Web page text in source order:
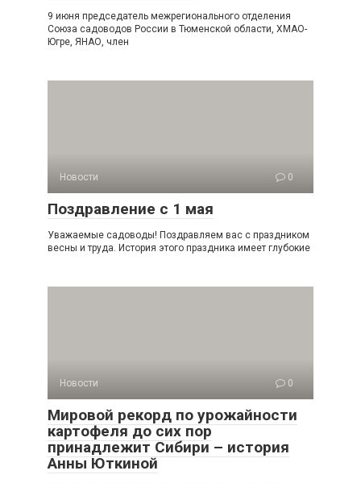
9 июня председатель межрегионального отделения
Союза садоводов России в Тюменской области, ХМАО-
Югре, ЯНАО, член
Новости 0
Поздравление с 1 мая
Уважаемые садоводы! Поздравляем вас с праздником
весны и труда. История этого праздника имеет глубокие
Новости 0
Мировой рекорд по урожайности
картофеля до сих пор
принадлежит Сибири – история
Анны Юткиной